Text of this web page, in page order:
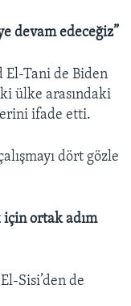
devam edeceğiz”
Tani de Biden
ülke arasındaki
ifade etti.
dört gözle
ortak adım
Sisi’den de